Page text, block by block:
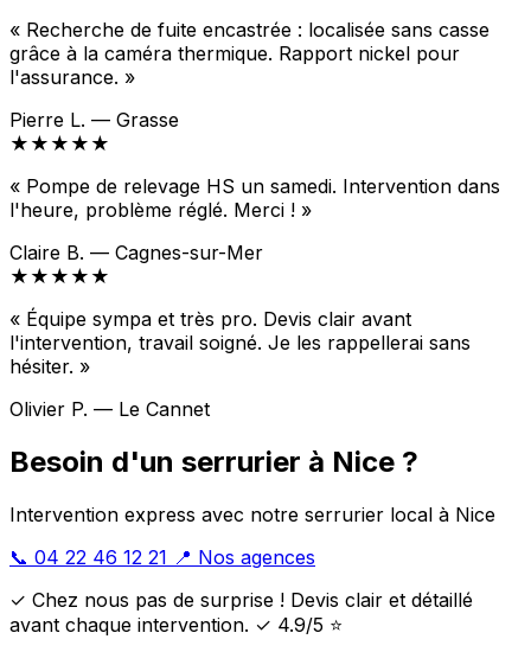
« Recherche de fuite encastrée : localisée sans casse
grâce à la caméra thermique. Rapport nickel pour
l'assurance. »
Pierre L. — Grasse
★★★★★
« Pompe de relevage HS un samedi. Intervention dans
l'heure, problème réglé. Merci ! »
Claire B. — Cagnes-sur-Mer
★★★★★
« Équipe sympa et très pro. Devis clair avant
l'intervention, travail soigné. Je les rappellerai sans
hésiter. »
Olivier P. — Le Cannet
Besoin d'un serrurier à Nice ?
Intervention express avec notre serrurier local à Nice
📞 04 22 46 12 21 📍 Nos agences
✓ Chez nous pas de surprise ! Devis clair et détaillé
avant chaque intervention. ✓ 4.9/5 ⭐